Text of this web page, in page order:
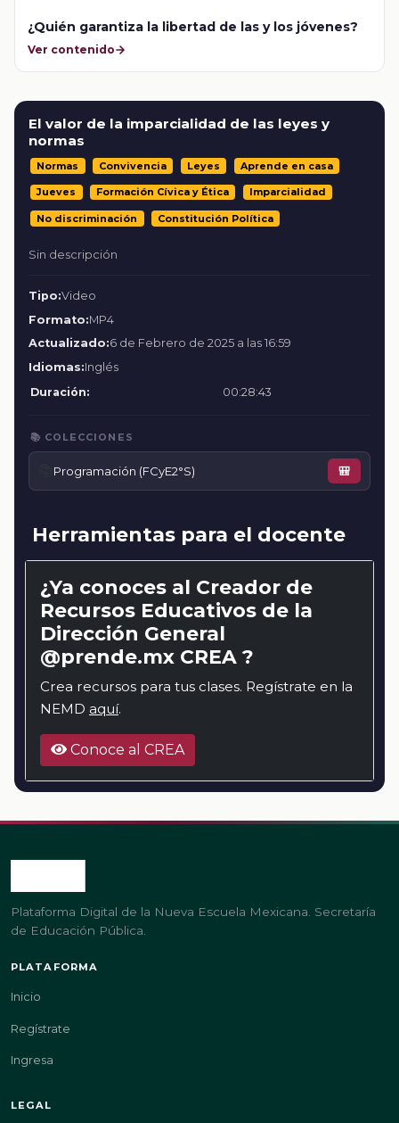
¿Quién garantiza la libertad de las y los jóvenes?
Ver contenido
El valor de la imparcialidad de las leyes y
normas
Normas Convivencia Leyes Aprende en casa
Jueves Formación Cívica y Ética Imparcialidad
No discriminación Constitución Política
Sin descripción
Tipo:Video
Formato:MP4
Actualizado:6 de Febrero de 2025 a las 16:59
Idiomas:Inglés
Duración:
00:28:43
📚 COLECCIONES
Programación (FCyE2°S) 🎒
Herramientas para el docente
¿Ya conoces al Creador de
Recursos Educativos de la
Dirección General
@prende.mx CREA ?
Crea recursos para tus clases. Regístrate en la
NEMD aquí.
Conoce al CREA
Plataforma Digital de la Nueva Escuela Mexicana. Secretaría
de Educación Pública.
PLATAFORMA
Inicio
Regístrate
Ingresa
LEGAL